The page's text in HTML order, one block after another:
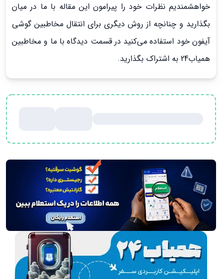
خواهشمندیم نظرات خود را پیرامون این مقاله با ما در میان
بگذارید و چنانچه از روش دیگری برای انتقال مخاطبین گوشی
آیفون خود استفاده می‌کنید در قسمت دیدگاه با ما و مخاطبین
همیاب24 به اشتراک بگذارید.